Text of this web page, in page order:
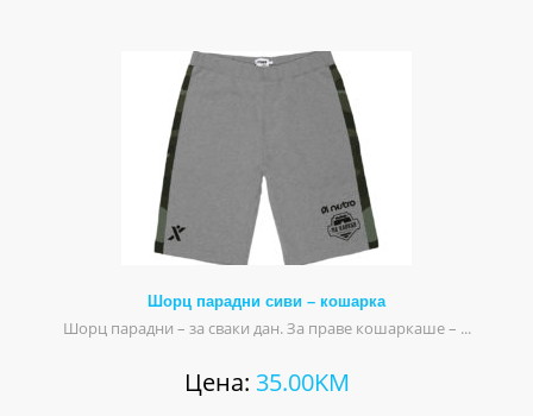
Шорц парадни сиви – кошарка
Шорц парадни – за сваки дан. За праве кошаркаше – ...
Цена: 35.00KM